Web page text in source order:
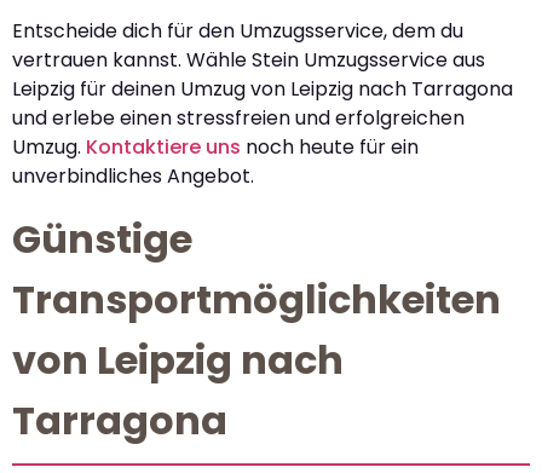
Entscheide dich für den Umzugsservice, dem du
vertrauen kannst. Wähle Stein Umzugsservice aus
Leipzig für deinen Umzug von Leipzig nach Tarragona
und erlebe einen stressfreien und erfolgreichen
Umzug. Kontaktiere uns noch heute für ein
unverbindliches Angebot.
Günstige
Transportmöglichkeiten
von Leipzig nach
Tarragona